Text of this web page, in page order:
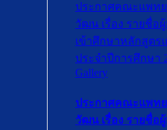
ประกาศคณะแพท
วัฒน เรื่อง รายชื่
เข้าศึกษาหลักสูต
ประจำปีการศึกษา
Gallery
ประกาศคณะแพท
วัฒน เรื่อง รายชื่